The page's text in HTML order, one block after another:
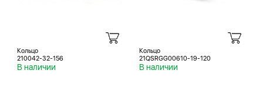
Кольцо
210042-32-156
В наличии
Кольцо
21QSRGG00610-19-120
В наличии